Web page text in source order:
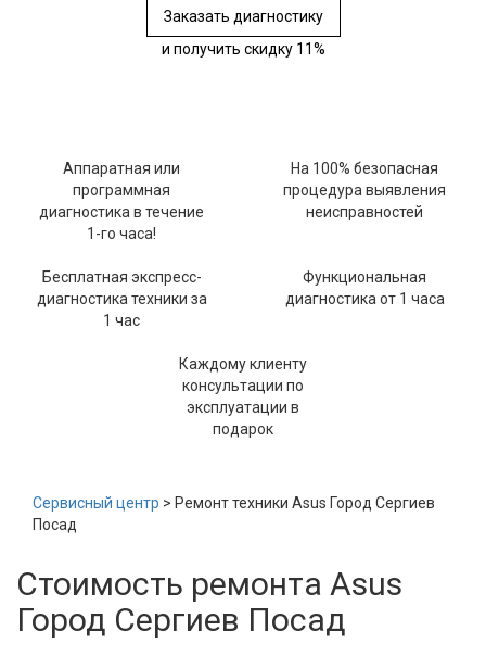
Заказать диагностику
и получить скидку 11%
Аппаратная или
программная
диагностика в течение
1-го часа!
На 100% безопасная
процедура выявления
неисправностей
Бесплатная экспресс-
диагностика техники за
1 час
Функциональная
диагностика от 1 часа
Каждому клиенту
консультации по
эксплуатации в
подарок
Сервисный центр > Ремонт техники Asus Город Сергиев
Посад
Стоимость ремонта Asus
Город Сергиев Посад